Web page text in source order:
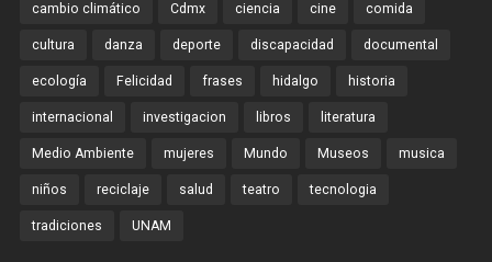
cambio climático Cdmx ciencia cine comida
cultura danza deporte discapacidad documental
ecología Felicidad frases hidalgo historia
internacional investigacion libros literatura
Medio Ambiente mujeres Mundo Museos musica
niños reciclaje salud teatro tecnologia
tradiciones UNAM